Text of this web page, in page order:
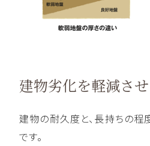
建物劣化を軽減さ
建物の耐久度と、長持ちの程
です。